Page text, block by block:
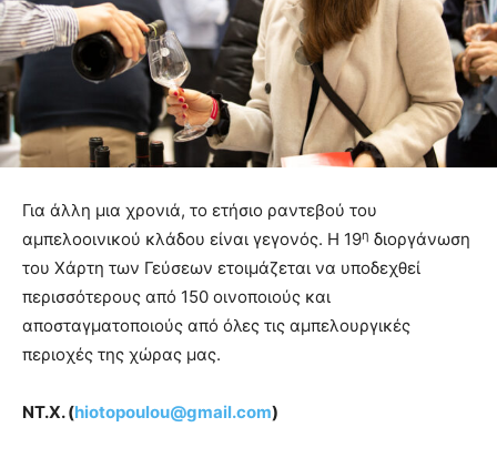
Για άλλη μια χρονιά, το ετήσιο ραντεβού του
αμπελοοινικού κλάδου είναι γεγονός. Η 19η διοργάνωση
του Χάρτη των Γεύσεων ετοιμάζεται να υποδεχθεί
περισσότερους από 150 οινοποιούς και
αποσταγματοποιούς από όλες τις αμπελουργικές
περιοχές της χώρας μας.
ΝΤ.Χ. (hiotopoulou@gmail.com)